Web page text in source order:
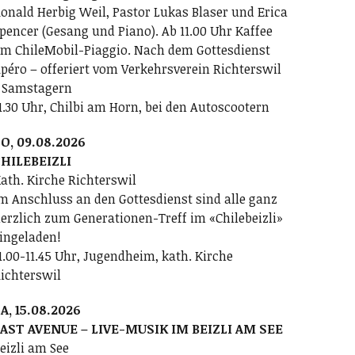
Herbig Weil, Pastor Lukas Blaser und Erica
(Gesang und Piano). Ab 11.00 Uhr Kaffee
ChileMobil-Piaggio. Nach dem Gottesdienst
– offeriert vom Verkehrsverein Richterswil
Uhr, Chilbi am Horn, bei den Autoscootern
09.08.2026
Kirche Richterswil
Anschluss an den Gottesdienst sind alle ganz
zum Generationen-Treff im «Chilebeizli»
11.45 Uhr, Jugendheim, kath. Kirche
15.08.2026
AVENUE – LIVE-MUSIK IM BEIZLI AM SEE
am See